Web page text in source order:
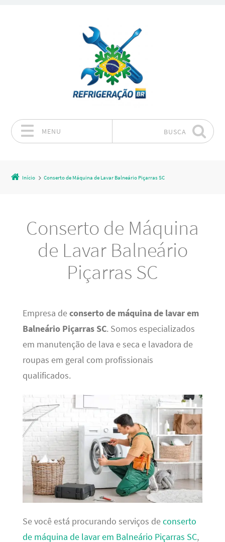
MENU BUSCA
Início Conserto de Máquina de Lavar Balneário Piçarras SC
Conserto de Máquina
de Lavar Balneário
Piçarras SC
Empresa deconserto de máquina de lavar em
Balneário Piçarras SC. Somos especializados
em manutenção de lava e seca e lavadora de
roupas em geral com profissionais
qualificados.
Se você está procurando serviços deconserto
de máquina de lavar em Balneário Piçarras SC,